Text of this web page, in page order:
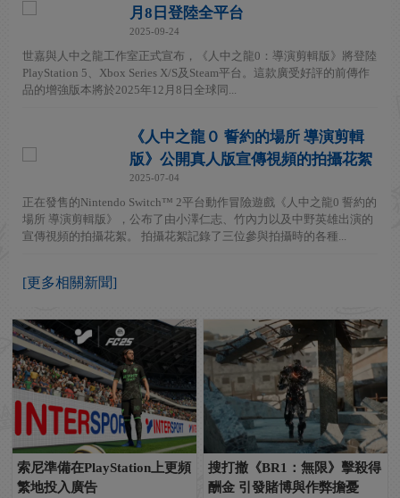
月8日登陸全平台
2025-09-24
世嘉與人中之龍工作室正式宣布，《人中之龍0：導演剪輯版》將登陸
PlayStation 5、Xbox Series X/S及Steam平台。這款廣受好評的前傳作
品的增強版本將於2025年12月8日全球同...
《人中之龍０ 誓約的場所 導演剪輯
版》公開真人版宣傳視頻的拍攝花絮
2025-07-04
正在發售的Nintendo Switch™ 2平台動作冒險遊戲《人中之龍0 誓約的
場所 導演剪輯版》，公布了由小澤仁志、竹內力以及中野英雄出演的
宣傳視頻的拍攝花絮。 拍攝花絮記錄了三位參與拍攝時的各種...
[更多相關新聞]
索尼準備在PlayStation上更頻
繁地投入廣告
搜打撤《BR1：無限》擊殺得
酬金 引發賭博與作弊擔憂